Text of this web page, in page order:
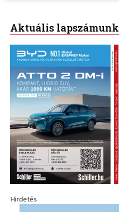
Aktuális lapszámunk
Hirdetés